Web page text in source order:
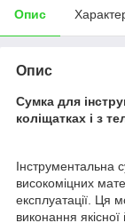
Опис
Опис
Сумка для
коліщатках і з
Інструментальна
високоміцних
експлуатації. Ця
виконання